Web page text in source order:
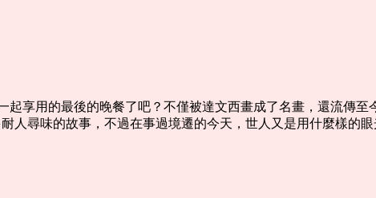
享用的最後的晚餐了吧？不僅被達文西畫成了名畫，還流傳
人尋味的故事，不過在事過境遷的今天，世人又是用什麼樣的眼